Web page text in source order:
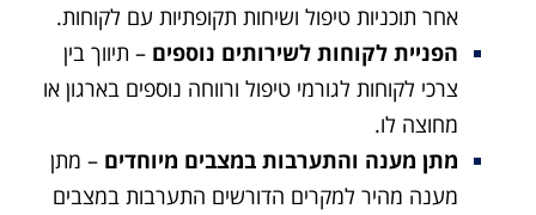
אחר תוכניות טיפול ושיחות תקופתיות עם לקוחות.
הפניית לקוחות לשירותים נוספים – תיווך בין
צרכי לקוחות לגורמי טיפול ורווחה נוספים בארגון או
מחוצה לו.
מתן מענה והתערבות במצבים מיוחדים – מתן
מענה מהיר למקרים הדורשים התערבות במצבים